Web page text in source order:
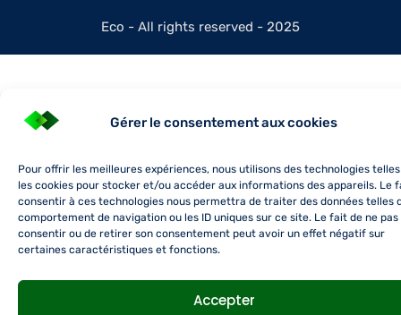
Gérer le consentement aux cookies
Pour offrir les meilleures expériences, nous utilisons des technologies
les cookies pour stocker et/ou accéder aux informations des appareils. Le
consentir à ces technologies nous permettra de traiter des données telles
comportement de navigation ou les ID uniques sur ce site. Le fait de ne pas
consentir ou de retirer son consentement peut avoir un effet négatif sur
certaines caractéristiques et fonctions.
Accepter
Eco - All rights reserved - 2025